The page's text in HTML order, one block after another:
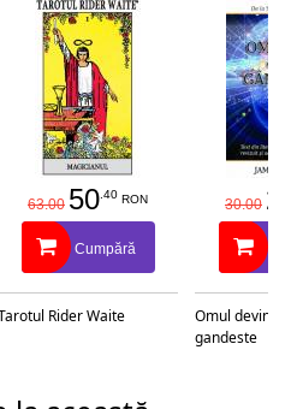
63.00 50.40 RON
Cumpără
Rider Waite
30.00 25
Omul devine
gandeste